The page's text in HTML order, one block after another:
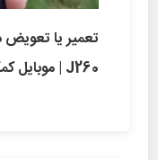
J260 | موبایل کمک